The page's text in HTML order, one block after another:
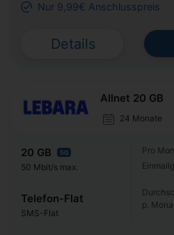
Nur 9,99€ Anschlusspreis
Details
Allnet 20 GB
24 Monate
20 GB 5G
50 Mbit/s max.
Telefon-Flat
SMS-Flat
Pro
Einmalig
p.